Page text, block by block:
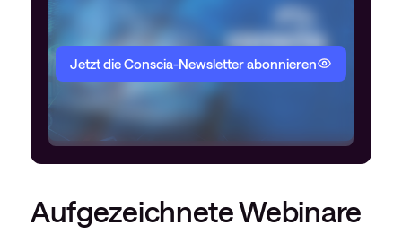
Jetzt die Conscia-Newsletter abonnieren
Aufgezeichnete Webinare